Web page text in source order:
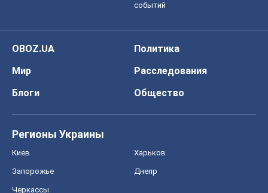
событий
OBOZ.UA
Политика
Мир
Расследования
Блоги
Общество
Регионы Украины
Киев Харьков
Запорожье Днепр
Черкассы